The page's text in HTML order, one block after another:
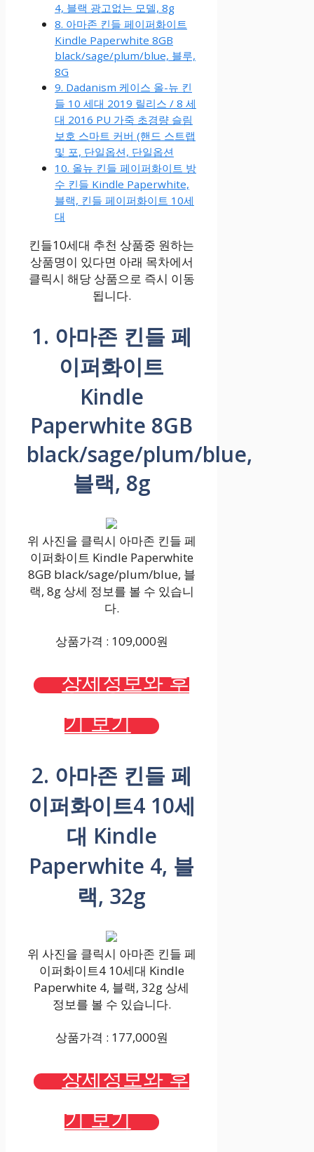
4, 블랙 광고없는 모델, 8g
8. 아마존 킨들 페이퍼화이트
Kindle Paperwhite 8GB
black/sage/plum/blue, 블루,
8G
9. Dadanism 케이스 올-뉴 킨
들 10 세대 2019 릴리스 / 8 세
대 2016 PU 가죽 초경량 슬림
보호 스마트 커버 (핸드 스트랩
및 포, 단일옵션, 단일옵션
10. 올뉴 킨들 페이퍼화이트 방
수 킨들 Kindle Paperwhite,
블랙, 킨들 페이퍼화이트 10세
대
킨들10세대 추천 상품중 원하는
상품명이 있다면 아래 목차에서
클릭시 해당 상품으로 즉시 이동
됩니다.
1. 아마존 킨들 페
이퍼화이트
Kindle
Paperwhite 8GB
black/sage/plum/blue,
블랙, 8g
위 사진을 클릭시 아마존 킨들 페
이퍼화이트 Kindle Paperwhite
8GB black/sage/plum/blue, 블
랙, 8g 상세 정보를 볼 수 있습니
다.
상품가격 : 109,000원
상세정보와 후
기 보기
2. 아마존 킨들 페
이퍼화이트4 10세
대 Kindle
Paperwhite 4, 블
랙, 32g
위 사진을 클릭시 아마존 킨들 페
이퍼화이트4 10세대 Kindle
Paperwhite 4, 블랙, 32g 상세
정보를 볼 수 있습니다.
상품가격 : 177,000원
상세정보와 후
기 보기